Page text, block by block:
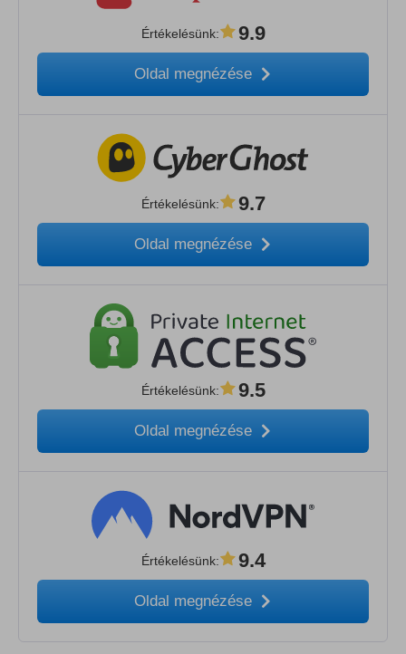
Értékelésünk: 9.9
Oldal megnézése
Értékelésünk: 9.7
Oldal megnézése
Értékelésünk: 9.5
Oldal megnézése
Értékelésünk: 9.4
Oldal megnézése